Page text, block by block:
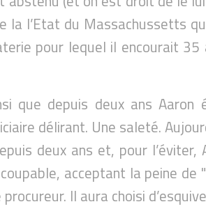
la l’Etat du Massachussetts
pour lequel il encourait
que depuis deux ans
délirant. Une saleté.
deux ans et, pour l’éviter,
acceptant la peine
Il aura choisi